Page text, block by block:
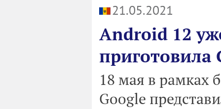
21.05.2021
Android 12
приготовила
18 мая в рамках
Google